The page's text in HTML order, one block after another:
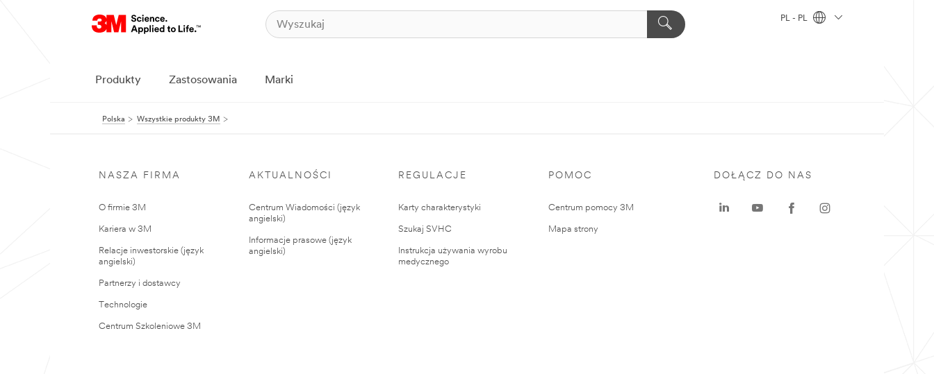
PL - PL
Produkty Zastosowania Marki
Polska Wszystkie produkty 3M
NASZA FIRMA
O firmie 3M
Kariera w 3M
Relacje inwestorskie (język
angielski)
Partnerzy i dostawcy
Technologie
Centrum Szkoleniowe 3M
AKTUALNOŚCI
Centrum Wiadomości (język
angielski)
Informacje prasowe (język
angielski)
REGULACJE
Karty charakterystyki
Szukaj SVHC
Instrukcja używania wyrobu
medycznego
POMOC
Centrum pomocy 3M
Mapa strony
DOŁĄCZ DO NAS